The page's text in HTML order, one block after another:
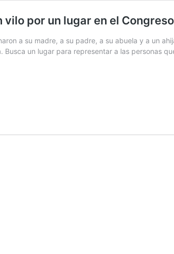
vilo por un lugar en el
a su madre, a su padre, a su abuela y a un
Busca un lugar para representar a las personas